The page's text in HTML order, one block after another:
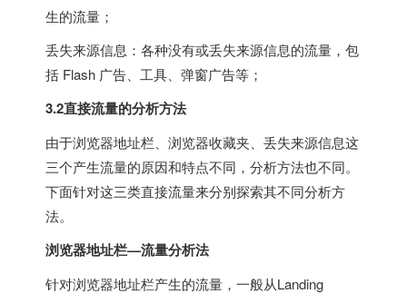
生的流量；
丢失来源信息：各种没有或丢失来源信息的流量，包
括 Flash 广告、工具、弹窗广告等；
3.2直接流量的分析方法
由于浏览器地址栏、浏览器收藏夹、丢失来源信息这
三个产生流量的原因和特点不同，分析方法也不同。
下面针对这三类直接流量来分别探索其不同分析方
法。
浏览器地址栏—流量分析法
针对浏览器地址栏产生的流量，一般从Landing